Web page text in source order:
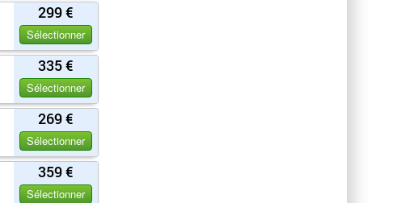
299 €
Sélectionner
335 €
Sélectionner
269 €
Sélectionner
359 €
Sélectionner